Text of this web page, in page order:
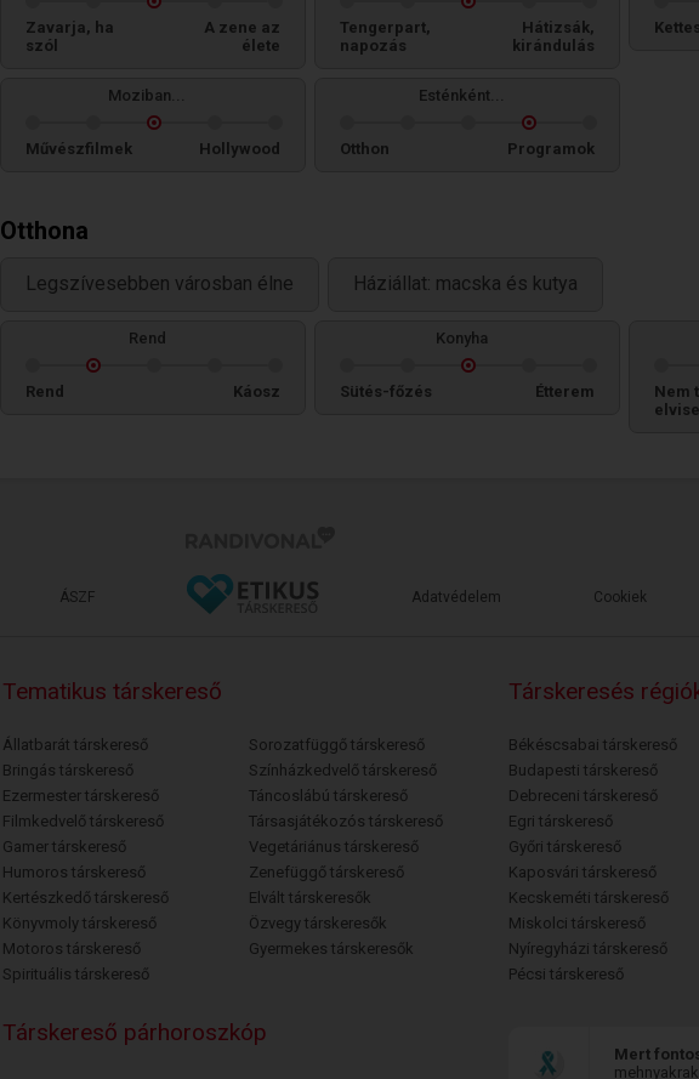
Zavarja, ha
szól
A zene az
élete
Tengerpart,
napozás
Hátizsák,
kirándulás
Moziban...
Művészfilmek Hollywood
Esténként...
Otthon Programok
Otthona
Legszívesebben városban élne Háziállat: macska és kutya
Rend
Rend Káosz
Konyha
Sütés-főzés Étterem
Nem
ÁSZF Adatvédelem Cookiek
Tematikus társkereső
Állatbarát társkereső
Bringás társkereső
Ezermester társkereső
Filmkedvelő társkereső
Gamer társkereső
Humoros társkereső
Kertészkedő társkereső
Könyvmoly társkereső
Motoros társkereső
Spirituális társkereső
Sorozatfüggő társkereső
Színházkedvelő társkereső
Táncoslábú társkereső
Társasjátékozós társkereső
Vegetáriánus társkereső
Zenefüggő társkereső
Elvált társkeresők
Özvegy társkeresők
Gyermekes társkeresők
Társkeresés
Békéscsabai társkereső
Budapesti társkereső
Debreceni társkereső
Egri társkereső
Győri társkereső
Kaposvári társkereső
Kecskeméti társkereső
Miskolci társkereső
Nyíregyházi társkereső
Pécsi társkereső
Társkereső párhoroszkóp
Mert